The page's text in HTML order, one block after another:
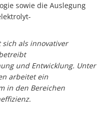
sowie die Auslegung
sich als innovativer
und Entwicklung. Unter
arbeitet ein
in den Bereichen